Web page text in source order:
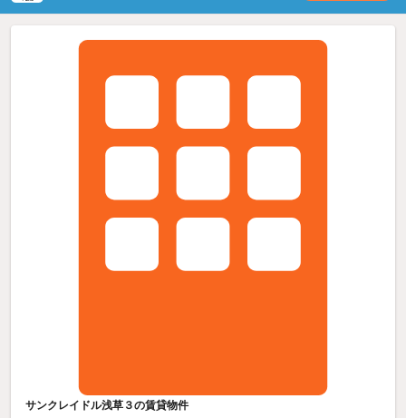
サンクレイドル浅草３の賃貸物件